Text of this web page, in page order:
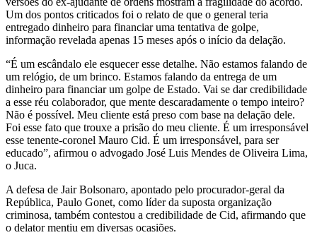
Um dos pontos criticados foi o relato de que o general teria
entregado dinheiro para financiar uma tentativa de golpe,
informação revelada apenas 15 meses após o início da delação.
“É um escândalo ele esquecer esse detalhe. Não estamos falando de
um relógio, de um brinco. Estamos falando da entrega de um
dinheiro para financiar um golpe de Estado. Vai se dar credibilidade
a esse réu colaborador, que mente descaradamente o tempo inteiro?
Não é possível. Meu cliente está preso com base na delação dele.
Foi esse fato que trouxe a prisão do meu cliente. É um irresponsável
esse tenente-coronel Mauro Cid. É um irresponsável, para ser
educado”, afirmou o advogado José Luis Mendes de Oliveira Lima,
o Juca.
A defesa de Jair Bolsonaro, apontado pelo procurador-geral da
República, Paulo Gonet, como líder da suposta organização
criminosa, também contestou a credibilidade de Cid, afirmando que
o delator mentiu em diversas ocasiões.